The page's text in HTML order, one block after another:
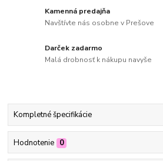
Kamenná predajňa
Navštívte nás osobne v Prešove
Darček zadarmo
Malá drobnosť k nákupu navyše
Kompletné špecifikácie
Hodnotenie 0